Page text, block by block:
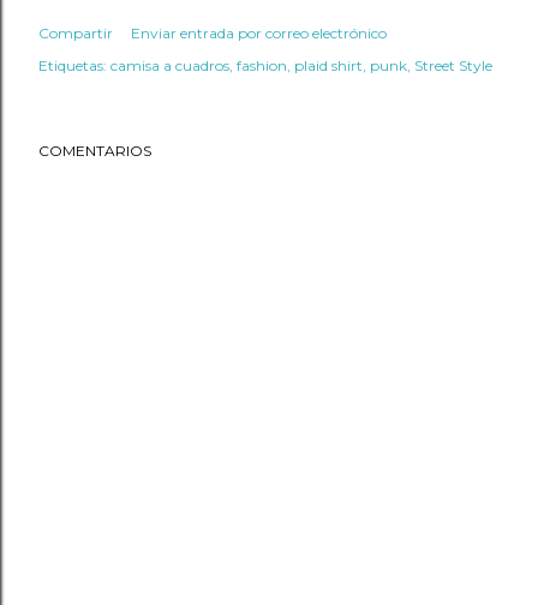
Compartir
Enviar entrada por correo electrónico
Etiquetas: camisa a cuadros fashion plaid shirt punk Street Style
COMENTARIOS